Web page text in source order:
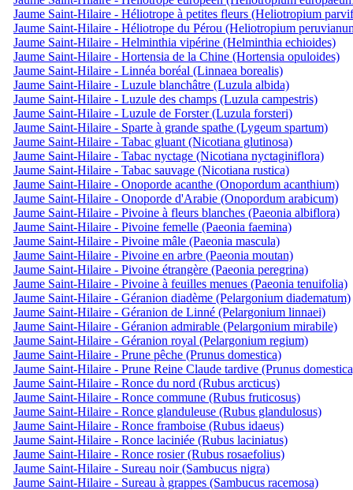
Jaume Saint-Hilaire - Héliotrope à petites fleurs (Heliotropium
Jaume Saint-Hilaire - Héliotrope du Pérou (Heliotropium
Jaume Saint-Hilaire - Helminthia vipérine (Helminthia echioides)
Jaume Saint-Hilaire - Hortensia de la Chine (Hortensia opuloides)
Jaume Saint-Hilaire - Linnéa boréal (Linnaea borealis)
Jaume Saint-Hilaire - Luzule blanchâtre (Luzula albida)
Jaume Saint-Hilaire - Luzule des champs (Luzula campestris)
Jaume Saint-Hilaire - Luzule de Forster (Luzula forsteri)
Jaume Saint-Hilaire - Sparte à grande spathe (Lygeum spartum)
Jaume Saint-Hilaire - Tabac gluant (Nicotiana glutinosa)
Jaume Saint-Hilaire - Tabac nyctage (Nicotiana nyctaginiflora)
Jaume Saint-Hilaire - Tabac sauvage (Nicotiana rustica)
Jaume Saint-Hilaire - Onoporde acanthe (Onopordum acanthium)
Jaume Saint-Hilaire - Onoporde d'Arabie (Onopordum arabicum)
Jaume Saint-Hilaire - Pivoine à fleurs blanches (Paeonia albiflora)
Jaume Saint-Hilaire - Pivoine femelle (Paeonia faemina)
Jaume Saint-Hilaire - Pivoine mâle (Paeonia mascula)
Jaume Saint-Hilaire - Pivoine en arbre (Paeonia moutan)
Jaume Saint-Hilaire - Pivoine étrangère (Paeonia peregrina)
Jaume Saint-Hilaire - Pivoine à feuilles menues (Paeonia tenuifolia)
Jaume Saint-Hilaire - Géranion diadème (Pelargonium diadematum)
Jaume Saint-Hilaire - Géranion de Linné (Pelargonium linnaei)
Jaume Saint-Hilaire - Géranion admirable (Pelargonium mirabile)
Jaume Saint-Hilaire - Géranion royal (Pelargonium regium)
Jaume Saint-Hilaire - Prune pêche (Prunus domestica)
Jaume Saint-Hilaire - Prune Reine Claude tardive (Prunus
Jaume Saint-Hilaire - Ronce du nord (Rubus arcticus)
Jaume Saint-Hilaire - Ronce commune (Rubus fruticosus)
Jaume Saint-Hilaire - Ronce glanduleuse (Rubus glandulosus)
Jaume Saint-Hilaire - Ronce framboise (Rubus idaeus)
Jaume Saint-Hilaire - Ronce laciniée (Rubus laciniatus)
Jaume Saint-Hilaire - Ronce rosier (Rubus rosaefolius)
Jaume Saint-Hilaire - Sureau noir (Sambucus nigra)
Jaume Saint-Hilaire - Sureau à grappes (Sambucus racemosa)